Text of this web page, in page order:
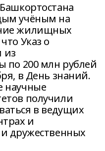
учёным на
жилищных
Указ о
из
по 200 млн рублей
в День знаний.
научные
получили
в ведущих
и
дружественных